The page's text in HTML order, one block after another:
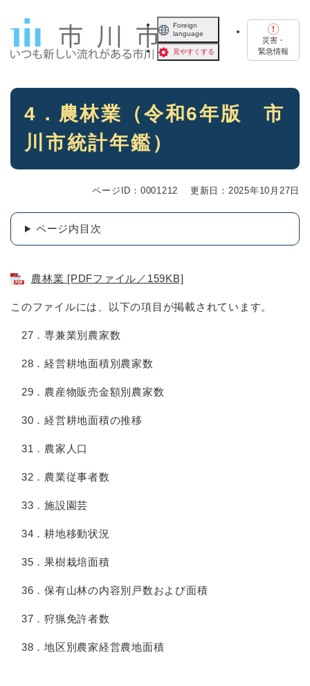
Foreign
language
見やすくする
災害・
緊急情報
本
4．農林業（令和6年版 市
川市統計年鑑）
ページID：0001212 更新日：2025年10月27日
ページ内目次
農林業 [PDFファイル／159KB]
このファイルには、以下の項目が掲載されています。
27．専兼業別農家数
28．経営耕地面積別農家数
29．農産物販売金額別農家数
30．経営耕地面積の推移
31．農家人口
32．農業従事者数
33．施設園芸
34．耕地移動状況
35．果樹栽培面積
36．保有山林の内容別戸数および面積
37．狩猟免許者数
38．地区別農家経営農地面積